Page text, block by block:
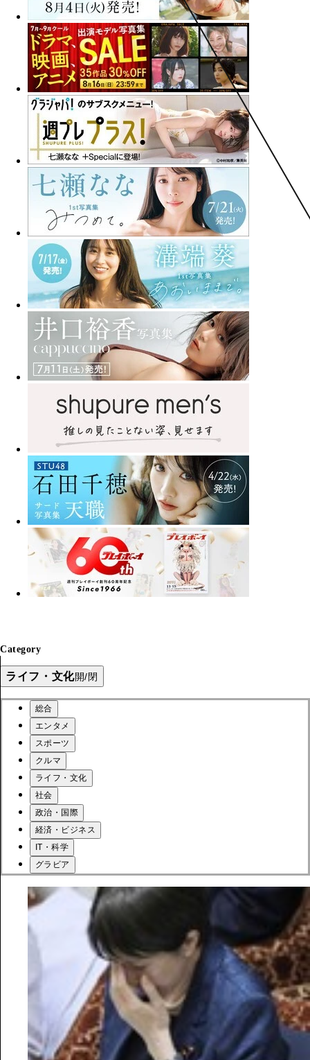
Category
ライフ・文化開/閉
総合
エンタメ
スポーツ
クルマ
ライフ・文化
社会
政治・国際
経済・ビジネス
IT・科学
グラビア